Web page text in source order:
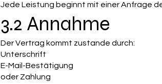
Jede Leistung beginnt mit einer Anfrage
3.2 Annahme
Der Vertrag kommt zustande durch:
Unterschrift
E-Mail-Bestätigung
oder Zahlung